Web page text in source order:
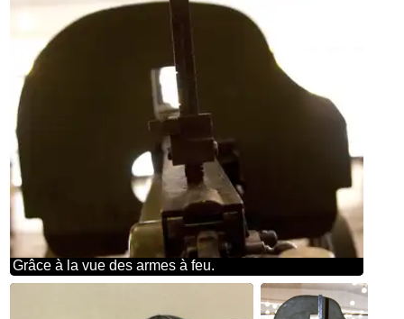
Grâce à la vue des armes à feu.